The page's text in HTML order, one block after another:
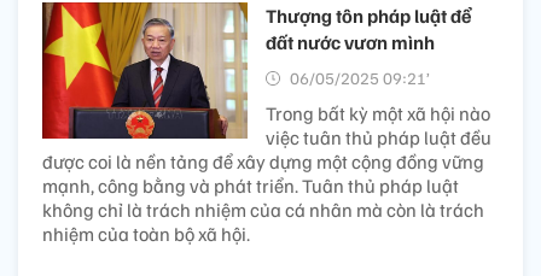
Thượng tôn pháp luật để
đất nước vươn mình
06/05/2025 09:21’
Trong bất kỳ một xã hội nào
việc tuân thủ pháp luật đều
được coi là nền tảng để xây dựng một cộng đồng vững
mạnh, công bằng và phát triển. Tuân thủ pháp luật
không chỉ là trách nhiệm của cá nhân mà còn là trách
nhiệm của toàn bộ xã hội.